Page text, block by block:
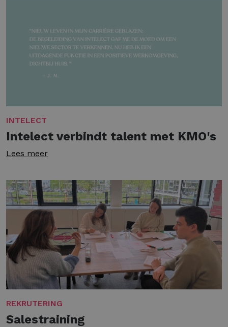
INTELECT
Intelect verbindt talent met KMO's
Lees meer
REKRUTERING
Salestraining